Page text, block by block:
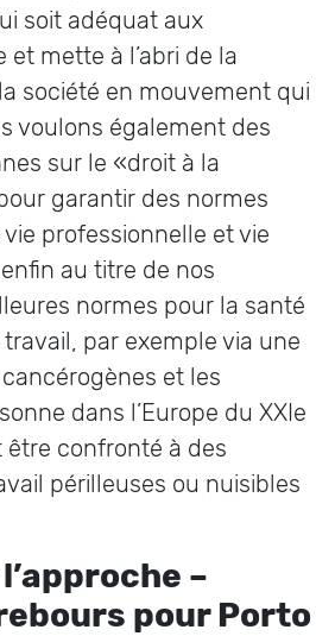
soit adéquat aux
et mette à l’abri de la
société en mouvement qui
voulons également des
sur le «droit à la
garantir des normes
vie professionnelle et vie
au titre de nos
normes pour la santé
par exemple via une
et les
dans l’Europe du XXIe
être confronté à des
périlleuses ou nuisibles
–
pour Porto